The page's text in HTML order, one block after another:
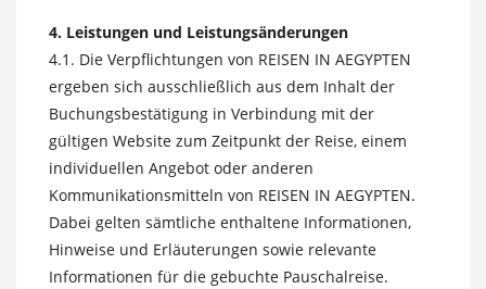
4. Leistungen und Leistungsänderungen
4.1. Die Verpflichtungen von REISEN IN AEGYPTEN
ergeben sich ausschließlich aus dem Inhalt der
Buchungsbestätigung in Verbindung mit der
gültigen Website zum Zeitpunkt der Reise, einem
individuellen Angebot oder anderen
Kommunikationsmitteln von REISEN IN AEGYPTEN.
Dabei gelten sämtliche enthaltene Informationen,
Hinweise und Erläuterungen sowie relevante
Informationen für die gebuchte Pauschalreise.